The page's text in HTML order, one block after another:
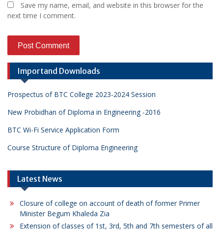
Save my name, email, and website in this browser for the
next time I comment.
Importand Downloads
Prospectus of BTC College 2023-2024 Session
New Probidhan of Diploma in Engineering -2016
BTC Wi-Fi Service Application Form
Course Structure of Diploma Engineering
Latest News
Closure of college on account of death of former Primer
Minister Begum Khaleda Zia
Extension of classes of 1st, 3rd, 5th and 7th semesters of all